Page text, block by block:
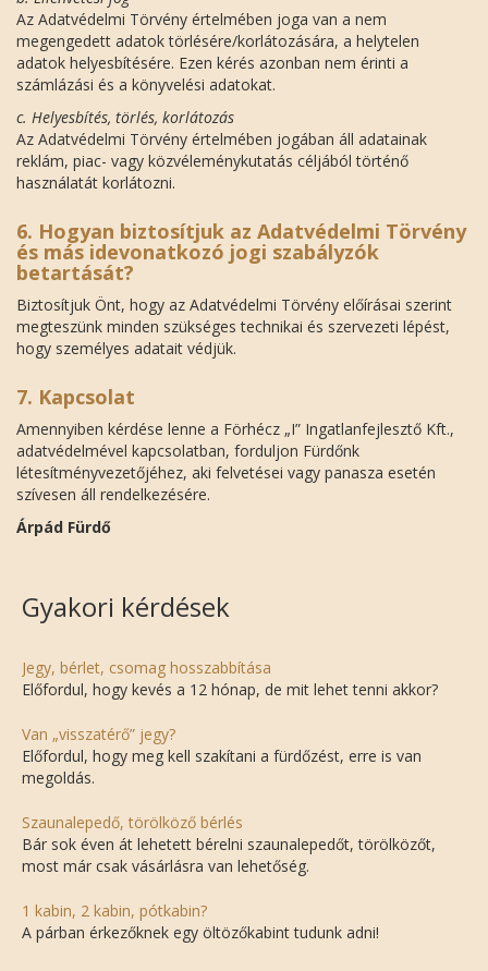
Az Adatvédelmi Törvény értelmében joga van a nem
megengedett adatok törlésére/korlátozására, a helytelen
adatok helyesbítésére. Ezen kérés azonban nem érinti a
számlázási és a könyvelési adatokat.
c. Helyesbítés, törlés, korlátozás
Az Adatvédelmi Törvény értelmében jogában áll adatainak
reklám, piac- vagy közvéleménykutatás céljából történő
használatát korlátozni.
6. Hogyan biztosítjuk az Adatvédelmi Törvény
és más idevonatkozó jogi szabályzók
betartását?
Biztosítjuk Önt, hogy az Adatvédelmi Törvény előírásai szerint
megteszünk minden szükséges technikai és szervezeti lépést,
hogy személyes adatait védjük.
7. Kapcsolat
Amennyiben kérdése lenne a Förhécz „I” Ingatlanfejlesztő Kft.,
adatvédelmével kapcsolatban, forduljon Fürdőnk
létesítményvezetőjéhez, aki felvetései vagy panasza esetén
szívesen áll rendelkezésére.
Árpád Fürdő
Gyakori kérdések
Jegy, bérlet, csomag hosszabbítása
Előfordul, hogy kevés a 12 hónap, de mit lehet tenni akkor?
Van „visszatérő” jegy?
Előfordul, hogy meg kell szakítani a fürdőzést, erre is van
megoldás.
Szaunalepedő, törölköző bérlés
Bár sok éven át lehetett bérelni szaunalepedőt, törölközőt,
most már csak vásárlásra van lehetőség.
1 kabin, 2 kabin, pótkabin?
A párban érkezőknek egy öltözőkabint tudunk adni!